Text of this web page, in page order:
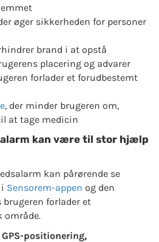
øger sikkerheden for personer
brand i at opstå
placering og advarer
forlader et forudbestemt
, der minder brugeren om,
at tage medicin
kan være til stor hjælp
kan pårørende se
Sensorem-appen og den
forlader et
område.
positionering,